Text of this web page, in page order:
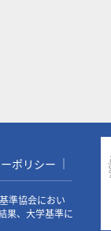
ポリシー
準協会におい
果、大学基準に